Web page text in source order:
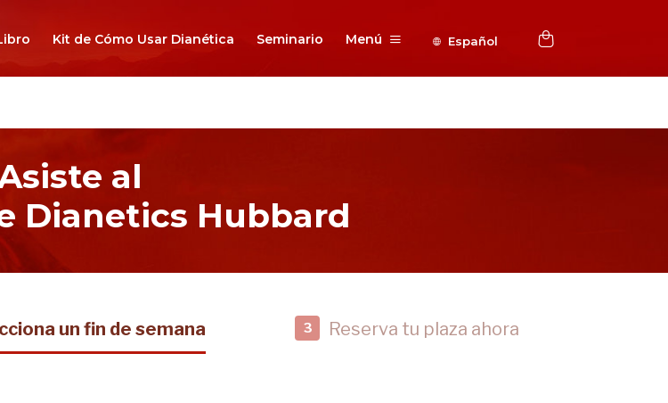
Kit de Cómo Usar Dianética Seminario Menú Español
al
Dianetics Hubbard
un fin de semana 3 Reserva tu plaza ahora